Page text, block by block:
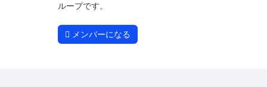
ループです。
メンバーになる